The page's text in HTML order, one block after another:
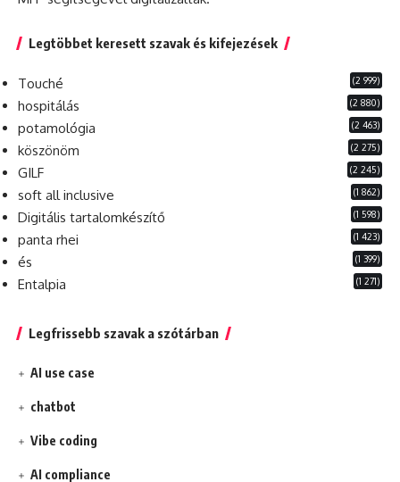
Legtöbbet keresett szavak és kifejezések
Touché (2 999)
hospitálás (2 880)
potamológia (2 463)
köszönöm (2 275)
GILF (2 245)
soft all inclusive (1 862)
Digitális tartalomkészítő (1 598)
panta rhei (1 423)
és (1 399)
Entalpia (1 271)
Legfrissebb szavak a szótárban
AI use case
chatbot
Vibe coding
AI compliance